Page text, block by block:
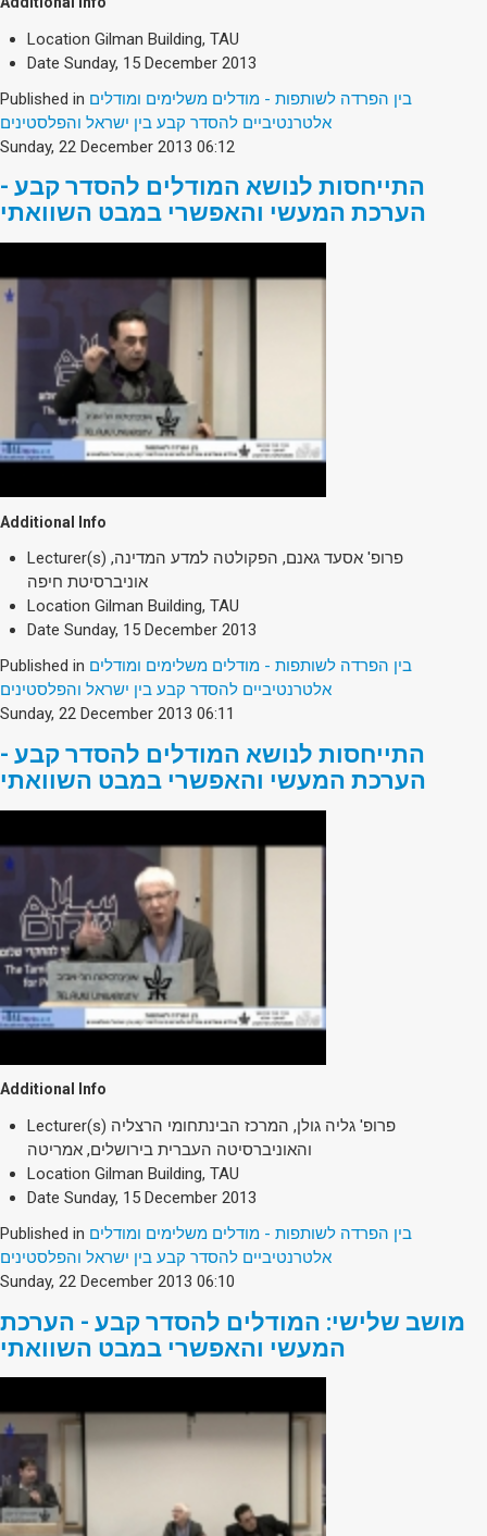
TAU General
Search
Location Gilman Building, TAU
Date Sunday, 15 December 2013
Published in בין הפרדה לשותפות - מודלים משלימים ומודלים
אלטרנטיביים להסדר קבע בין ישראל והפלסטינים
Sunday, 22 December 2013 06:12
התייחסות לנושא המודלים להסדר קבע -
הערכת המעשי והאפשרי במבט השוואתי
Additional Info
Lecturer(s) פרופ' אסעד גאנם, הפקולטה למדע המדינה,
אוניברסיטת חיפה
Location Gilman Building, TAU
Date Sunday, 15 December 2013
Published in בין הפרדה לשותפות - מודלים משלימים ומודלים
אלטרנטיביים להסדר קבע בין ישראל והפלסטינים
Sunday, 22 December 2013 06:11
התייחסות לנושא המודלים להסדר קבע -
הערכת המעשי והאפשרי במבט השוואתי
Additional Info
Lecturer(s) פרופ' גליה גולן, המרכז הבינתחומי הרצליה
והאוניברסיטה העברית בירושלים, אמריטה
Location Gilman Building, TAU
Date Sunday, 15 December 2013
Published in בין הפרדה לשותפות - מודלים משלימים ומודלים
אלטרנטיביים להסדר קבע בין ישראל והפלסטינים
Sunday, 22 December 2013 06:10
מושב שלישי: המודלים להסדר קבע - הערכת
המעשי והאפשרי במבט השוואתי